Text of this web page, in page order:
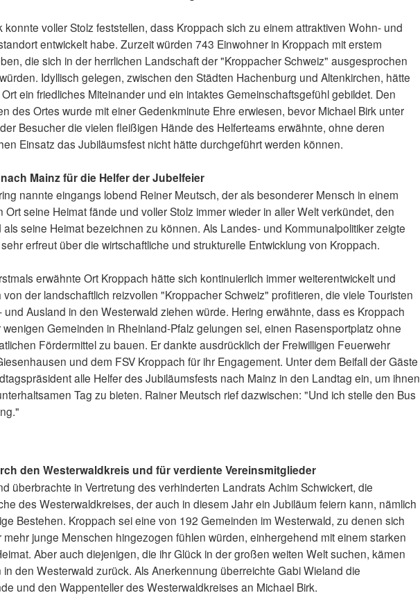
konnte voller Stolz feststellen, dass Kroppach sich zu einem attraktiven Wohn- und
entwickelt habe. Zurzeit würden 743 Einwohner in Kroppach mit erstem
die sich in der herrlichen Landschaft der "Kroppacher Schweiz" ausgesprochen
Idyllisch gelegen, zwischen den Städten Hachenburg und Altenkirchen, hätte
ein friedliches Miteinander und ein intaktes Gemeinschaftsgefühl gebildet. Den
des Ortes wurde mit einer Gedenkminute Ehre erwiesen, bevor Michael Birk unter
Besucher die vielen fleißigen Hände des Helferteams erwähnte, ohne deren
Einsatz das Jubiläumsfest nicht hätte durchgeführt werden können.
Mainz für die Helfer der Jubelfeier
nannte eingangs lobend Reiner Meutsch, der als besonderer Mensch in einem
Ort seine Heimat fände und voller Stolz immer wieder in aller Welt verkündet, den
als seine Heimat bezeichnen zu können. Als Landes- und Kommunalpolitiker zeigte
erfreut über die wirtschaftliche und strukturelle Entwicklung von Kroppach.
erwähnte Ort Kroppach hätte sich kontinuierlich immer weiterentwickelt und
der landschaftlich reizvollen "Kroppacher Schweiz" profitieren, die viele Touristen
und Ausland in den Westerwald ziehen würde. Hering erwähnte, dass es Kroppach
wenigen Gemeinden in Rheinland-Pfalz gelungen sei, einen Rasensportplatz ohne
Fördermittel zu bauen. Er dankte ausdrücklich der Freiwilligen Feuerwehr
und dem FSV Kroppach für ihr Engagement. Unter dem Beifall der Gäste
alle Helfer des Jubiläumsfests nach Mainz in den Landtag ein, um ihnen
Tag zu bieten. Rainer Meutsch rief dazwischen: "Und ich stelle den Bus
den Westerwaldkreis und für verdiente Vereinsmitglieder
überbrachte in Vertretung des verhinderten Landrats Achim Schwickert, die
des Westerwaldkreises, der auch in diesem Jahr ein Jubiläum feiern kann, nämlich
Bestehen. Kroppach sei eine von 192 Gemeinden im Westerwald, zu denen sich
mehr junge Menschen hingezogen fühlen würden, einhergehend mit einem starken
Aber auch diejenigen, die ihr Glück in der großen weiten Welt suchen, kämen
in den Westerwald zurück. Als Anerkennung überreichte Gabi Wieland die
und den Wappenteller des Westerwaldkreises an Michael Birk.